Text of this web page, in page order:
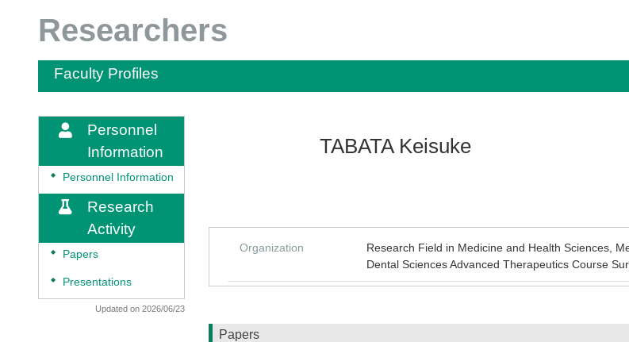
Researchers
Faculty Profiles
Personnel
Information
◆ Personnel Information
Research
Activity
◆ Papers
◆ Presentations
Updated on 2026/06/23
TABATA Keisuke
Organization
Research Field in Medicine and Health Sciences,
Dental Sciences Advanced Therapeutics Course
Papers